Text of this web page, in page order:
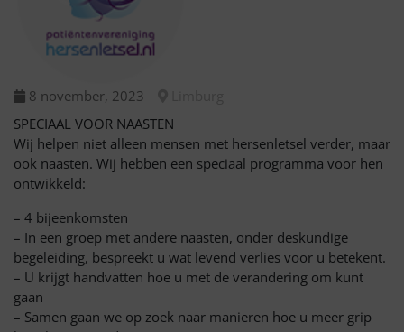
8 november, 2023
SPECIAAL VOOR NAASTEN
Wij helpen niet alleen mensen met hersenletsel verder, maar
ook naasten. Wij hebben een speciaal programma voor hen
ontwikkeld:
– 4 bijeenkomsten
– In een groep met andere naasten, onder deskundige
begeleiding, bespreekt u wat levend verlies voor u betekent.
– U krijgt handvatten hoe u met de verandering om kunt
gaan
– Samen gaan we op zoek naar manieren hoe u meer grip